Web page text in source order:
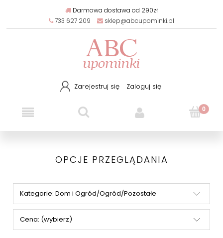
Darmowa dostawa od 290zł
733 627 209
sklep@abcupominki.pl
Zarejestruj się Zaloguj się
OPCJE PRZEGLĄDANIA
Kategorie: Dom i Ogród/Ogród/Pozostałe
Cena: (wybierz)